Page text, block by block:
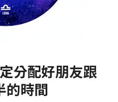
分配好朋友跟
的時間